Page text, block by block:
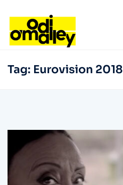
Tag: Eurovision 2018